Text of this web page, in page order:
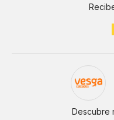
Descubre